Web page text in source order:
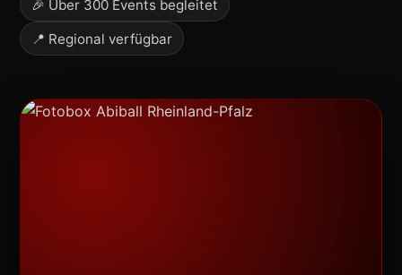
🎉 Über 300 Events begleitet
📍 Regional verfügbar